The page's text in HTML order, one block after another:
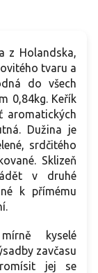
z Holandska,
tvaru a
do všech
0,84kg. Keřík
aromatických
Dužina je
srdčitého
Sklizeň
v druhé
k přímému
kyselé
zavčasu
jej se